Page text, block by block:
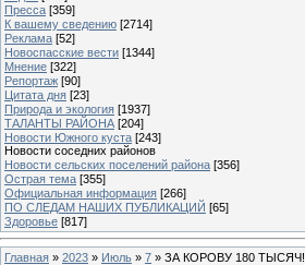
Пресса [359]
К вашему сведению [2714]
Реклама [52]
Новоспасские вести [1344]
Мнение [322]
Репортаж [90]
Цитата дня [23]
Природа и экология [1937]
ТАЛАНТЫ РАЙОНА [204]
Новости Южного куста [243]
Новости соседних районов
Новости сельских поселений района [356]
Острая тема [355]
Официальная информация [266]
ПО СЛЕДАМ НАШИХ ПУБЛИКАЦИЙ [65]
Здоровье [817]
Главная » 2023 » Июль » 7 » ЗА КОРОВУ 180 ТЫСЯЧ!